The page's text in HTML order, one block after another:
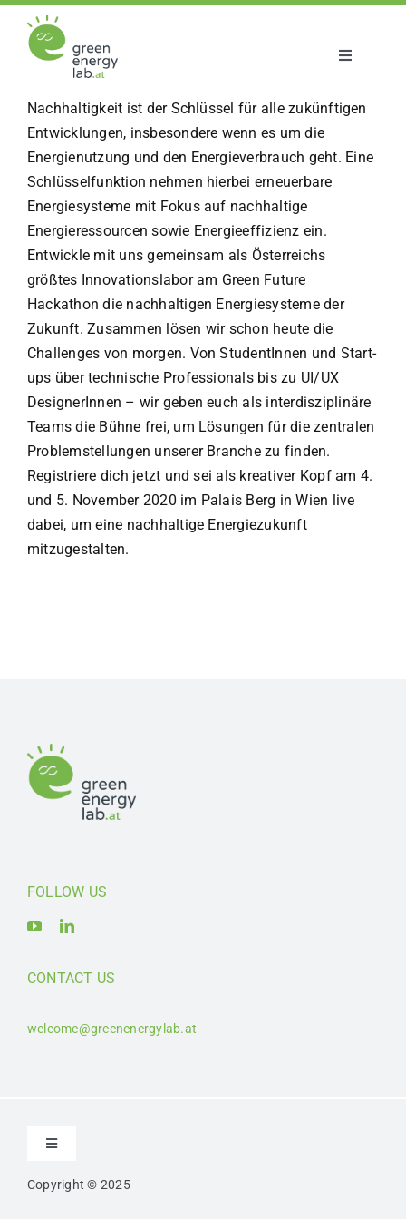
Inhalt
springen
Toggle
Über uns
Projekte
Aktuelles
Netzwerk
Nachhaltigkeit ist der Schlüssel für alle zukünftigen
Entwicklungen, insbesondere wenn es um die
Energienutzung und den Energieverbrauch geht. Eine
Schlüsselfunktion nehmen hierbei erneuerbare
Energiesysteme mit Fokus auf nachhaltige
Energieressourcen sowie Energieeffizienz ein.
Entwickle mit uns gemeinsam als Österreichs
größtes Innovationslabor am Green Future
Hackathon die nachhaltigen Energiesysteme der
Zukunft. Zusammen lösen wir schon heute die
Challenges von morgen. Von StudentInnen und Start-
ups über technische Professionals bis zu UI/UX
DesignerInnen – wir geben euch als interdisziplinäre
Teams die Bühne frei, um Lösungen für die zentralen
Problemstellungen unserer Branche zu finden.
Registriere dich jetzt und sei als kreativer Kopf am 4.
und 5. November 2020 im Palais Berg in Wien live
dabei, um eine nachhaltige Energiezukunft
mitzugestalten.
FOLLOW US
CONTACT US
welcome@greenenergylab.at
Toggle
Kontakt
Copyright © 2025